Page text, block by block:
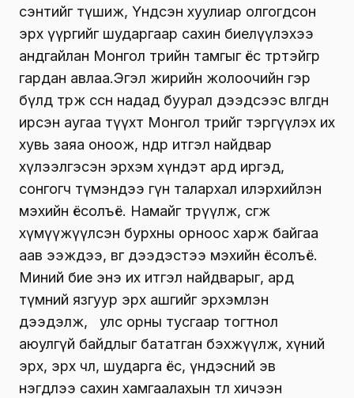
сэнтийг түшиж, Үндсэн хуулиар олгогдсон
эрх үүргийг шударгаар сахин биелүүлэхээ
андгайлан Монгол төрийн тамгыг ёс төртэйгөөр
гардан авлаа.Эгэл жирийн жолоочийн гэр
бүлд төрж өссөн надад буурал дээдсээс өвлөгдөн
ирсэн аугаа түүхт Монгол төрийг тэргүүлэх их
хувь заяа оноож, өндөр итгэл найдвар
хүлээлгэсэн эрхэм хүндэт ард иргэд,
сонгогч түмэндээ гүн талархал илэрхийлэн
мэхийн ёсолъё. Намайг төрүүлж, өсгөж
хүмүүжүүлсэн бурхны орноос харж байгаа
аав ээждээ, өвөг дээдэстээ мэхийн ёсолъё.
Миний бие энэ их итгэл найдварыг, ард
түмний язгуур эрх ашгийг эрхэмлэн
дээдэлж, улс орны тусгаар тогтнол
аюулгүй байдлыг бататган бэхжүүлж, хүний
эрх, эрх чөлөө, шударга ёс, үндэсний эв
нэгдлээ сахин хамгаалахын төлөө хичээн